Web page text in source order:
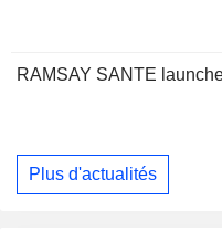
RAMSAY SANTE
Plus d'actualités